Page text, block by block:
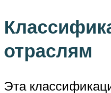
отраслям
Эта